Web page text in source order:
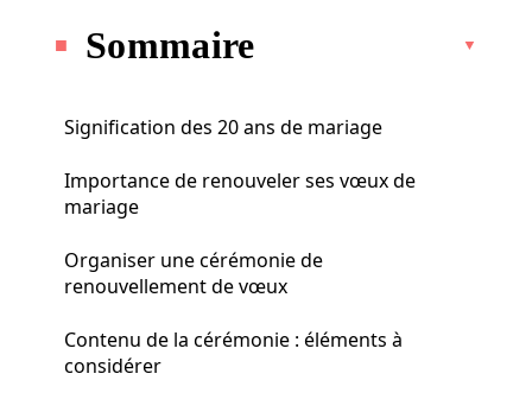
Sommaire
Signification des 20 ans de mariage
Importance de renouveler ses vœux de
mariage
Organiser une cérémonie de
renouvellement de vœux
Contenu de la cérémonie : éléments à
considérer